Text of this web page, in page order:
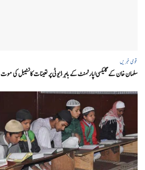
قومی خبریں
سلمان خان کے گلیکسی اپارٹمنٹ کے باہر ڈیوٹی پر تعینات کانسٹیبل کی موت